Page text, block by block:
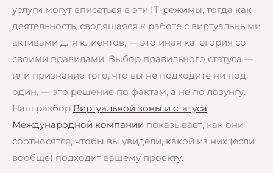
услуги могут вписаться в эти IT-режимы, тогда как
деятельность, сводящаяся к работе с виртуальными
активами для клиентов, — это иная категория со
своими правилами. Выбор правильного статуса —
или признание того, что вы не подходите ни под
один, — это решение по фактам, а не по лозунгу.
Наш разбор Виртуальной зоны и статуса
Международной компании показывает, как они
соотносятся, чтобы вы увидели, какой из них (если
вообще) подходит вашему проекту.